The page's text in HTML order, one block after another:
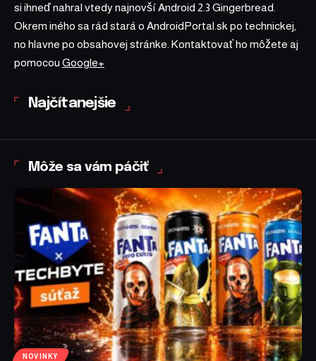
si ihneď nahral vtedy najnovší Android 2.3 Gingerbread.
Okrem iného sa rád stará o AndroidPortal.sk po technickej,
no hlavne po obsahovej stránke. Kontaktovať ho môžete aj
pomocou Google+
Najčítanejšie
Môže sa vám páčiť
NOVINKY